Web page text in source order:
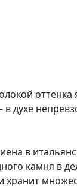
оттенка
духе
в
камня в
хранит